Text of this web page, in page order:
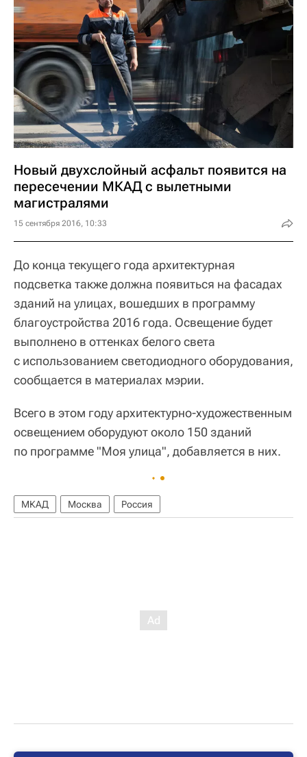
Новый двухслойный асфальт появится на
пересечении МКАД с вылетными
магистралями
15 сентября 2016, 10:33
До конца текущего года архитектурная
подсветка также должна появиться на фасадах
зданий на улицах, вошедших в программу
благоустройства 2016 года. Освещение будет
выполнено в оттенках белого света
с использованием светодиодного оборудования,
сообщается в материалах мэрии.
Всего в этом году архитектурно-художественным
освещением оборудуют около 150 зданий
по программе "Моя улица", добавляется в них.
МКАД Москва Россия